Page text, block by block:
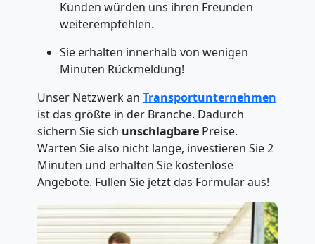
Kunden würden uns ihren Freunden
weiterempfehlen.
Sie erhalten innerhalb von wenigen
Minuten Rückmeldung!
Unser Netzwerk an Transportunternehmen
ist das größte in der Branche. Dadurch
sichern Sie sich unschlagbare Preise.
Warten Sie also nicht lange, investieren Sie 2
Minuten und erhalten Sie kostenlose
Angebote. Füllen Sie jetzt das Formular aus!